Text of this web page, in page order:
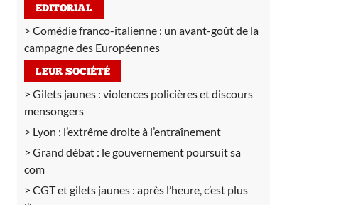
EDITORIAL
Comédie franco-italienne : un avant-goût de la
campagne des Européennes
LEUR SOCIÉTÉ
Gilets jaunes : violences policières et discours
mensongers
Lyon : l’extrême droite à l’entraînement
Grand débat : le gouvernement poursuit sa
com
CGT et gilets jaunes : après l’heure, c’est plus